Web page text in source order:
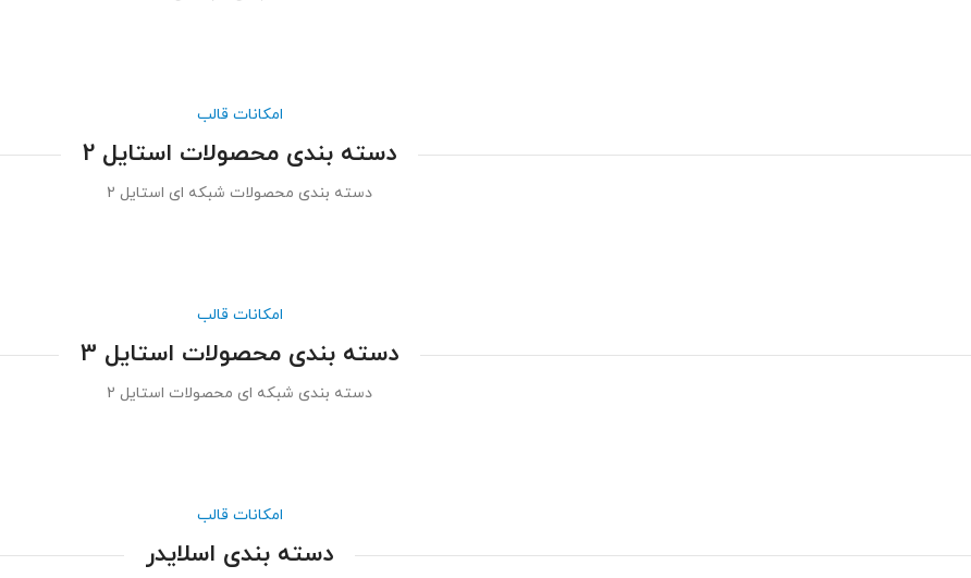
امکانات قالب
دسته بندی محصولات استایل 2
دسته بندی محصولات شبکه ای استایل 2
امکانات قالب
دسته بندی محصولات استایل 3
دسته بندی شبکه ای محصولات استایل 2
امکانات قالب
دسته بندی اسلایدر